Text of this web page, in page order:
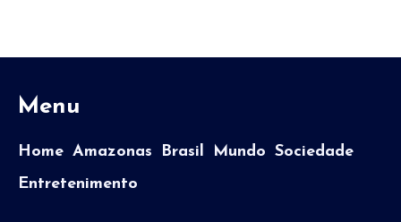
Menu
Home Amazonas Brasil Mundo Sociedade
Entretenimento